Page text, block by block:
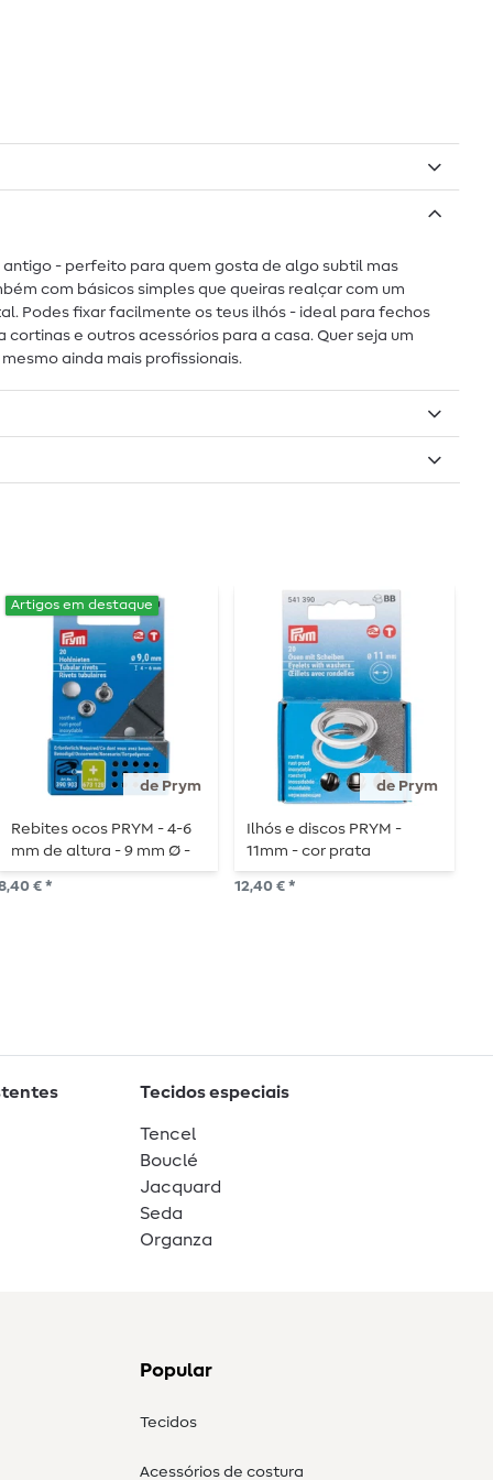
- perfeito para quem gosta de algo subtil mas
com básicos simples que queiras realçar com um
Podes fixar facilmente os teus ilhós - ideal para fechos
e outros acessórios para a casa. Quer seja um
ainda mais profissionais.
de Prym
Artigos em destaque
Rebites ocos PRYM - 4-6
mm de altura - 9 mm Ø -
cor prata
€ *
de Prym
Ilhós e discos PRYM -
11mm - cor prata
12,40 € *
Tecidos especiais
Tencel
Bouclé
Jacquard
Seda
Organza
Popular
Tecidos
Acessórios de costura